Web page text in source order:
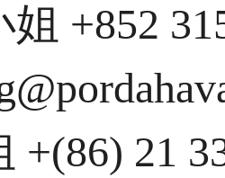
+852
+(86) 21